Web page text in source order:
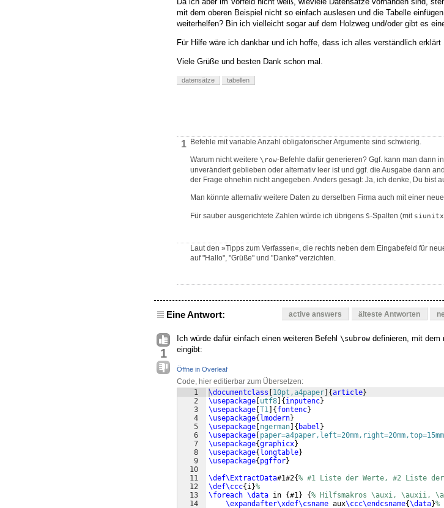
mit dem oberen Beispiel nicht so einfach auslesen und die Tabelle
weiterhelfen? Bin ich vielleicht sogar auf dem Holzweg und/oder gibt es
Für Hilfe wäre ich dankbar und ich hoffe, dass ich alles verständlich erklärt
Viele Grüße und besten Dank schon mal.
datensätze tabellen
1 Befehle mit variable Anzahl obligatorischer Argumente sind schwierig.
Warum nicht weitere \row-Befehle dafür generieren? Ggf. kann man dann in
unverändert geblieben oder alternativ leer ist und ggf. die Ausgabe dann
der Frage ohnehin nicht angegeben. Anders gesagt: Ja, ich denke, Du bist
Man könnte alternativ weitere Daten zu derselben Firma auch mit einer
Für sauber ausgerichtete Zahlen würde ich übrigens S-Spalten (mit siunitx
Laut den »Tipps zum Verfassen«, die rechts neben dem Eingabefeld für
auf "Hallo", "Grüße" und "Danke" verzichten.
Eine Antwort: active answers älteste Antworten
1
Ich würde dafür einfach einen weiteren Befehl \subrowdefinieren, mit dem
eingibt:
Öffne in Overleaf
Code, hier editierbar zum Übersetzen:
1
2
3
4
5
6
7
8
9
10
11
12
13
14
\documentclass 10pt,a4paper {article}
\usepackage utf8 { inputenc}
\usepackage T1 { fontenc}
\usepackage{ lmodern}
\usepackage ngerman { babel }
\usepackage
\usepackage{graphicx}
\usepackage{ longtable}
\usepackage{ pgffor}
\def\ExtractData#1#2{% #1 Liste der Werte, #2 Liste der
\def\ccc{ i}%
\foreach \data in {#1} {% Hilfsmakros \auxi, \auxii,
\expandafter\xdef\csname aux\ccc\endcsname{\data}%